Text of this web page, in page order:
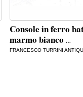
Console in ferro
marmo bianco …
FRANCESCO TURRINI